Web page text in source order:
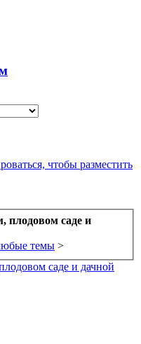
чтобы разместить
плодовом саде и
темы >